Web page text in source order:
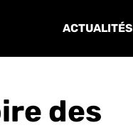
ACTUALITÉS
des